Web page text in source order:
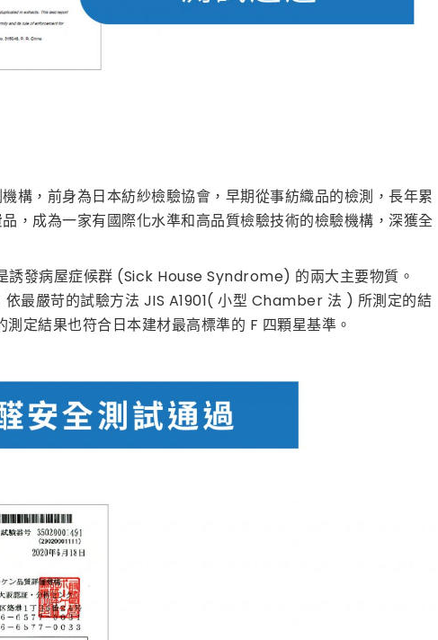
構，前身為日本紡紗檢驗協會，早期從事紡織品的檢測，長年累
，成為一家有國際化水準和高品質檢驗技術的檢驗機構，深獲全
誘發病屋症候群 (Sick House Syndrome) 的兩大主要物質。
依最嚴苛的試驗方法 JIS A1901( 小型 Chamber 法 ) 所測定的結
定結果也符合日本建材最高標準的 F 四顆星基準。